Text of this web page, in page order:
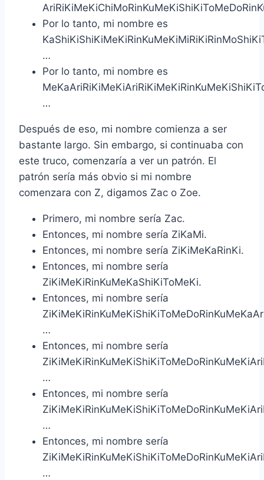
Por lo tanto, mi nombre es
…
Por lo tanto, mi nombre es
…
Después de eso, mi nombre comienza a ser
bastante largo. Sin embargo, si continuaba con
este truco, comenzaría a ver un patrón. El
patrón sería más obvio si mi nombre
comenzara con Z, digamos Zac o Zoe.
Primero, mi nombre sería Zac.
Entonces, mi nombre sería ZiKaMi.
Entonces, mi nombre sería ZiKiMeKaRinKi.
Entonces, mi nombre sería
ZiKiMeKiRinKuMeKaShiKiToMeKi.
Entonces, mi nombre sería
…
Entonces, mi nombre sería
…
Entonces, mi nombre sería
…
Entonces, mi nombre sería
…